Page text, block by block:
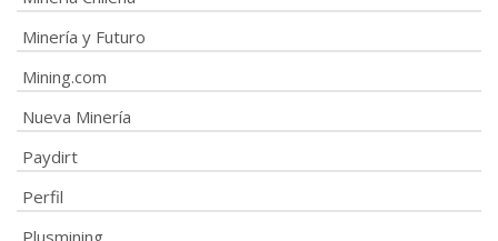
Minería y Futuro
Mining.com
Nueva Minería
Paydirt
Perfil